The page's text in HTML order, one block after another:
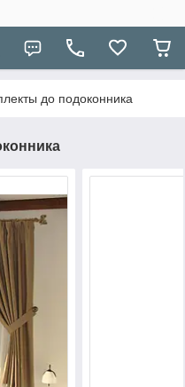
до подоконника